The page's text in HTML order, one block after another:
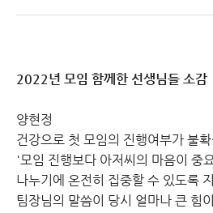
2022년 모임 함께한 선생님들 소감
양현정
건강으로 첫 모임의 진행여부가 불확
'모임 진행보다 아저씨의 마음이 중
나누기에 온전히 집중할 수 있도록
팀장님의 말씀이 당시 얼마나 큰 힘